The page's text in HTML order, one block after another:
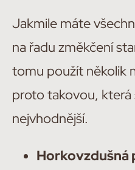
Jakmile máte
na řadu změkčení
tomu použít několik
proto takovou, která
nejvhodnější.
Horkovzdušná